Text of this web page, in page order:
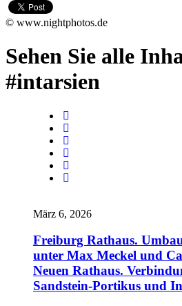
© www.nightphotos.de
Sehen Sie alle
#intarsien
März 6, 2026
Freiburg Rathaus.
unter Max Meckel und
Neuen Rathaus.
Sandstein-Portikus und